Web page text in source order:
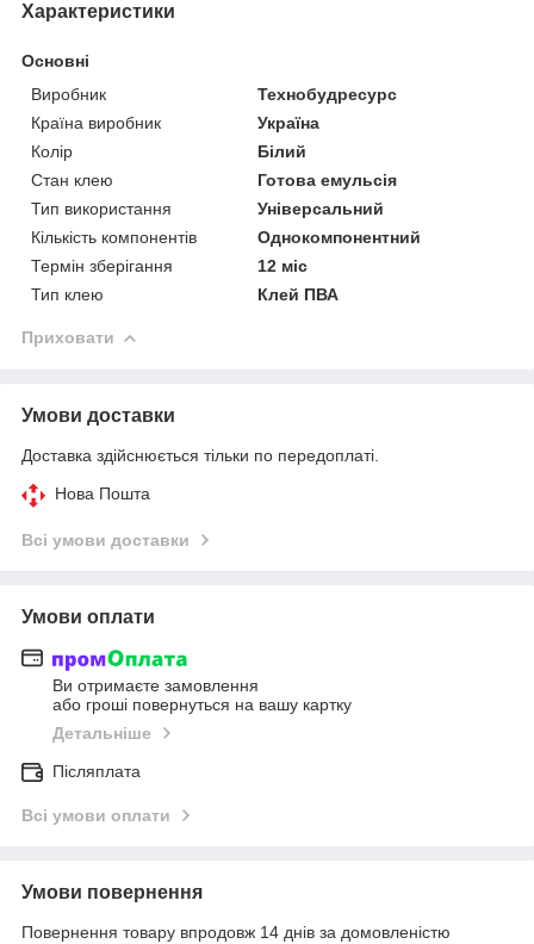
Характеристики
Основні
Виробник
Технобудресурс
Країна виробник
Україна
Колір
Білий
Стан клею
Готова емульсія
Тип використання
Універсальний
Кількість компонентів
Однокомпонентний
Термін зберігання
12 міс
Тип клею
Клей ПВА
Приховати
Умови доставки
Доставка здійснюється тільки по передоплаті.
Нова Пошта
Всі умови доставки
Умови оплати
Ви отримаєте замовлення
або гроші повернуться на вашу картку
Детальніше
Післяплата
Всі умови оплати
Умови повернення
Повернення товару впродовж 14 днів за домовленістю